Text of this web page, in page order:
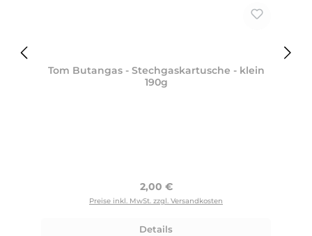
Tom Butangas - Stechgaskartusche - klein
190g
Regulärer Preis:
2,00 €
Preise inkl. MwSt. zzgl. Versandkosten
Details